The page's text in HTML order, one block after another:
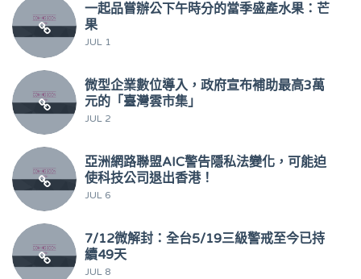
一起品嘗辦公下午時分的當季盛產水果：芒
果
JUL 1
微型企業數位導入，政府宣布補助最高3萬
元的「臺灣雲市集」
JUL 2
亞洲網路聯盟AIC警告隱私法變化，可能迫
使科技公司退出香港！
JUL 6
7/12微解封：全台5/19三級警戒至今已持
續49天
JUL 8